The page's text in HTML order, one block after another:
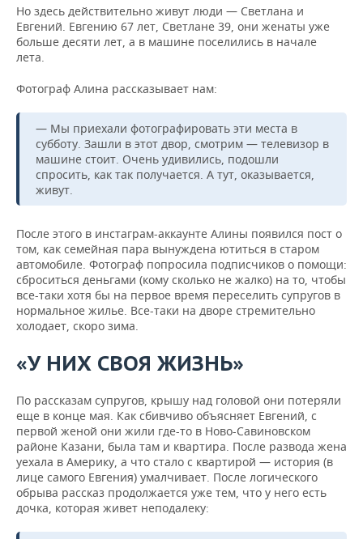
Но здесь действительно живут люди — Светлана и
Евгений. Евгению 67 лет, Светлане 39, они женаты уже
больше десяти лет, а в машине поселились в начале
лета.
Фотограф Алина рассказывает нам:
— Мы приехали фотографировать эти места в
субботу. Зашли в этот двор, смотрим — телевизор в
машине стоит. Очень удивились, подошли
спросить, как так получается. А тут, оказывается,
живут.
После этого в инстаграм-аккаунте Алины появился пост о
том, как семейная пара вынуждена ютиться в старом
автомобиле. Фотограф попросила подписчиков о помощи:
сброситься деньгами (кому сколько не жалко) на то, чтобы
все-таки хотя бы на первое время переселить супругов в
нормальное жилье. Все-таки на дворе стремительно
холодает, скоро зима.
«У НИХ СВОЯ ЖИЗНЬ»
По рассказам супругов, крышу над головой они потеряли
еще в конце мая. Как сбивчиво объясняет Евгений, с
первой женой они жили где-то в Ново-Савиновском
районе Казани, была там и квартира. После развода жена
уехала в Америку, а что стало с квартирой — история (в
лице самого Евгения) умалчивает. После логического
обрыва рассказ продолжается уже тем, что у него есть
дочка, которая живет неподалеку: